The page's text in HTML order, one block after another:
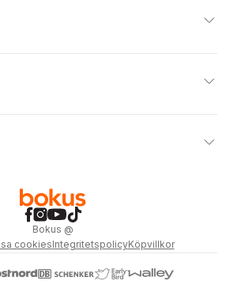
Bokus @
cookiesIntegritetspolicyKöpvillkor